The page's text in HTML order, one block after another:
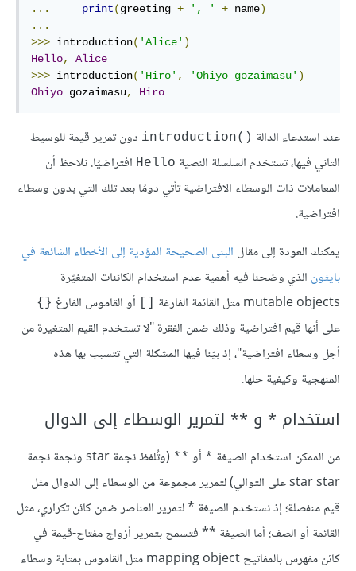
...
print(greeting + ', ' + name)
...
>>> introduction( 'Alice' )
Hello,
Alice
>>> introduction( 'Hiro' , 'Ohiyo gozaimasu' )
Ohiyo gozaimasu, Hiro
عند استدعاء الدالة ()introduction
دون تمرير قيمة للوسيط
الثاني فيها، تستخدم السلسلة النصية Hello افتراضيًا. نلاحظ أن
المعاملات ذات الوسطاء الافتراضية تأتي دومًا بعد تلك التي بدون وسطاء
افتراضية.
يمكنك العودة إلى مقال البنى الصحيحة المؤدية إلى الأخطاء الشائعة في
بايثون الذي وضحنا فيه أهمية عدم استخدام الكائنات المتغيّرة
mutable objects مثل القائمة الفارغة
أو القاموس الفارغ {}
على أنها قيم افتراضية وذلك ضمن الفقرة "لا تستخدم القيم المتغيرة من
أجل وسطاء افتراضية"، إذ بيّنا فيها المشكلة التي تتسبب بها هذه
المنهجية وكيفية حلها.
استخدام * و ** لتمرير الوسطاء إلى الدوال
من الممكن استخدام الصيغة * أو **
(وتُلفظ نجمة star ونجمة نجمة
star star على التوالي) لتمرير مجموعة من الوسطاء إلى الدوال مثل
قيم منفصلة؛ إذ نستخدم الصيغة * لتمرير العناصر ضمن كائن تكراري، مثل
القائمة أو الصف؛ أما الصيغة ** فتسمح بتمرير أزواج مفتاح-قيمة في
كائن مفهرس بالمفاتيح mapping object مثل القاموس بمثابة وسطاء